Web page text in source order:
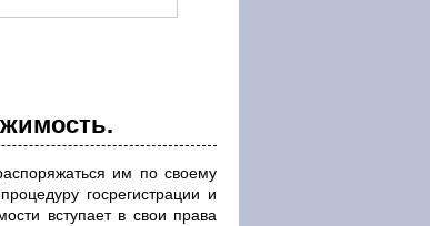
им по своему
госрегистрации и
вступает в свои права